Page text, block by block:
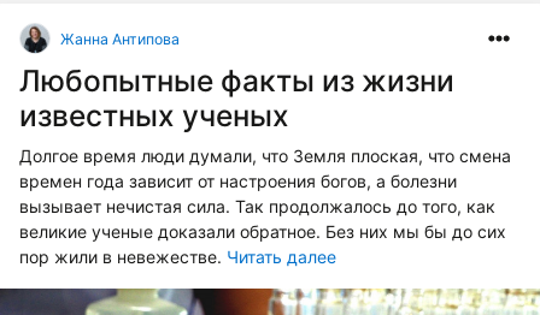
Жанна Антипова
Любопытные факты из жизни
известных ученых
Долгое время люди думали, что Земля плоская, что смена
времен года зависит от настроения богов, а болезни
вызывает нечистая сила. Так продолжалось до того, как
великие ученые доказали обратное. Без них мы бы до сих
пор жили в невежестве. Читать далее